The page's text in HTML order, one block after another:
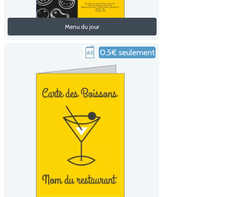
Menu du jour
0,5€ seulement